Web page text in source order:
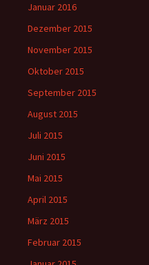
Januar 2016
Dezember 2015
November 2015
Oktober 2015
September 2015
August 2015
Juli 2015
Juni 2015
Mai 2015
April 2015
März 2015
Februar 2015